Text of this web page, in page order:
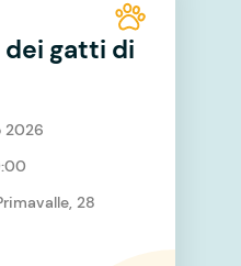
gatti di
2026
28